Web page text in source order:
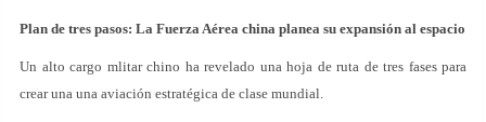
Plan de tres pasos: La Fuerza Aérea china planea su expansión al espacio
Un alto cargo mlitar chino ha revelado una hoja de ruta de tres fases para
crear una una aviación estratégica de clase mundial.